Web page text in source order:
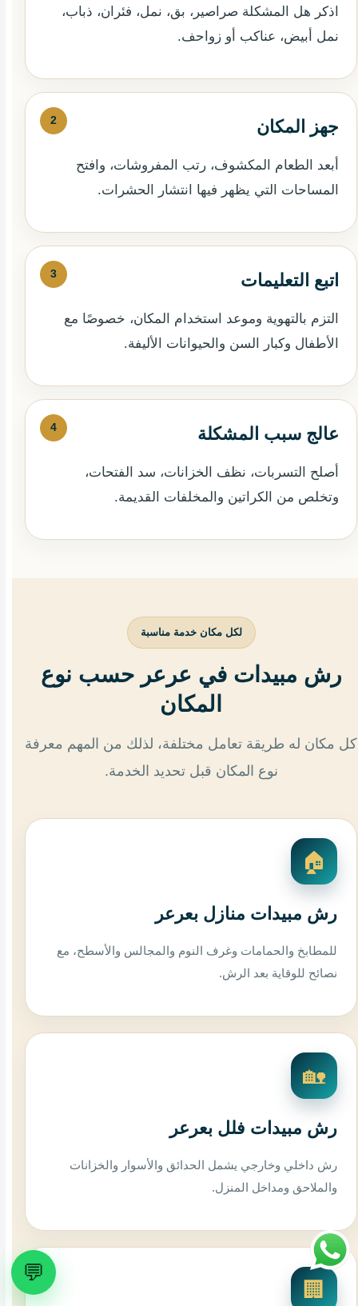
اذكر هل المشكلة صراصير، بق، نمل، فئران، ذباب،
نمل أبيض، عناكب أو زواحف.
جهز المكان
أبعد الطعام المكشوف، رتب المفروشات، وافتح
المساحات التي يظهر فيها انتشار الحشرات.
اتبع التعليمات
التزم بالتهوية وموعد استخدام المكان، خصوصًا مع
الأطفال وكبار السن والحيوانات الأليفة.
عالج سبب المشكلة
أصلح التسربات، نظف الخزانات، سد الفتحات،
وتخلص من الكراتين والمخلفات القديمة.
لكل مكان خدمة مناسبة
رش مبيدات في عرعر حسب نوع
المكان
كل مكان له طريقة تعامل مختلفة، لذلك من المهم معرفة
نوع المكان قبل تحديد الخدمة.
🏠
رش مبيدات منازل بعرعر
للمطابخ والحمامات وغرف النوم والمجالس والأسطح، مع
نصائح للوقاية بعد الرش.
🏡
رش مبيدات فلل بعرعر
رش داخلي وخارجي يشمل الحدائق والأسوار والخزانات
والملاحق ومداخل المنزل.
🏢
💬